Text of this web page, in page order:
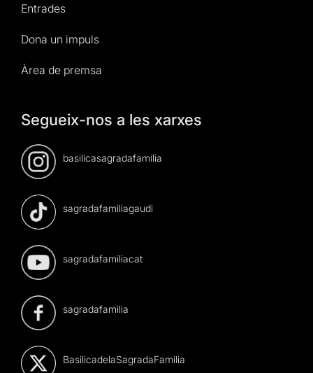
Entrades
Dona un impuls
Àrea de premsa
Segueix-nos a les xarxes
basilicasagradafamilia
sagradafamiliagaudi
sagradafamiliacat
sagradafamilia
BasilicadelaSagradaFamilia